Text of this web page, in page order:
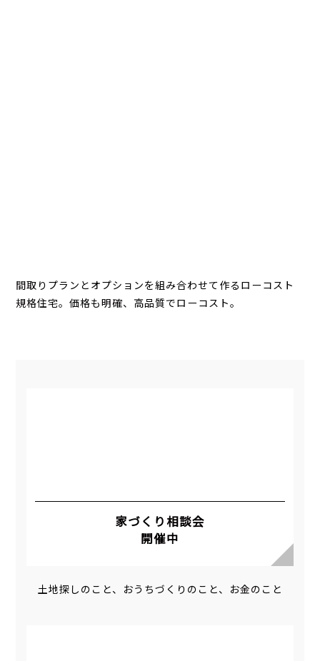
間取りプランとオプションを組み合わせて作るローコスト
規格住宅。価格も明確、高品質でローコスト。
家づくり相談会
開催中
土地探しのこと、おうちづくりのこと、お金のこと